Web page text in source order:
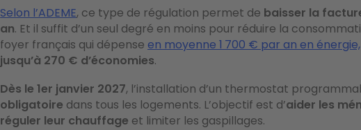
Selon l’ADEME, ce type de régulation permet de baisser la
an. Et il suffit d’un seul degré en moins pour réduire la
foyer français qui dépense en moyenne 1 700 € par an en énergie,
jusqu’à 270 € d’économies.
Dès le 1er janvier 2027, l’installation d’un thermostat
obligatoire dans tous les logements. L’objectif est d’aider les
réguler leur chauffage et limiter les gaspillages.